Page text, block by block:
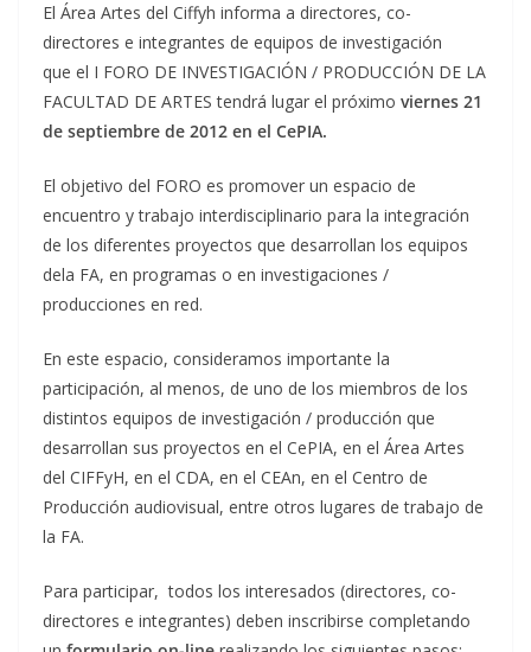
El Área Artes del Ciffyh informa a directores, co-
directores e integrantes de equipos de investigación
que el I FORO DE INVESTIGACIÓN / PRODUCCIÓN DE LA
FACULTAD DE ARTES tendrá lugar el próximo viernes 21
de septiembre de 2012 en el CePIA.
El objetivo del FORO es promover un espacio de
encuentro y trabajo interdisciplinario para la integración
de los diferentes proyectos que desarrollan los equipos
dela FA, en programas o en investigaciones /
producciones en red.
En este espacio, consideramos importante la
participación, al menos, de uno de los miembros de los
distintos equipos de investigación / producción que
desarrollan sus proyectos en el CePIA, en el Área Artes
del CIFFyH, en el CDA, en el CEAn, en el Centro de
Producción audiovisual, entre otros lugares de trabajo de
la FA.
Para participar, todos los interesados (directores, co-
directores e integrantes) deben inscribirse completando